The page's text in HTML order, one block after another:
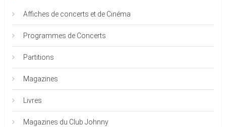
Affiches de concerts et de Cinéma
Programmes de Concerts
Partitions
Magazines
Livres
Magazines du Club Johnny